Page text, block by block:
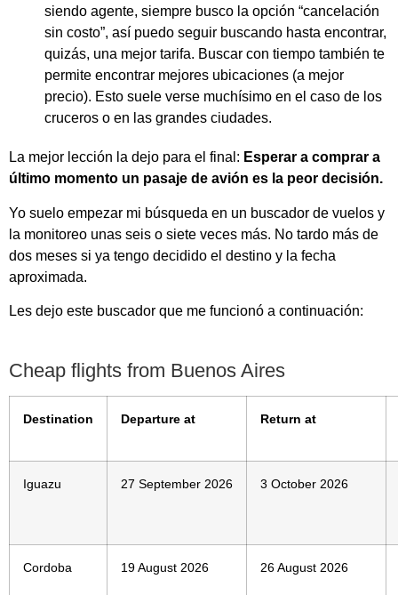
siendo agente, siempre busco la opción “cancelación
sin costo”, así puedo seguir buscando hasta encontrar,
quizás, una mejor tarifa. Buscar con tiempo también te
permite encontrar mejores ubicaciones (a mejor
precio). Esto suele verse muchísimo en el caso de los
cruceros o en las grandes ciudades.
La mejor lección la dejo para el final: Esperar a comprar a
último momento un pasaje de avión es la peor decisión.
Yo suelo empezar mi búsqueda en un buscador de vuelos y
la monitoreo unas seis o siete veces más. No tardo más de
dos meses si ya tengo decidido el destino y la fecha
aproximada.
Les dejo este buscador que me funcionó a continuación:
Cheap flights from Buenos Aires
Destination Departure at Return at
Iguazu 27 September 2026 3 October 2026
Cordoba 19 August 2026 26 August 2026